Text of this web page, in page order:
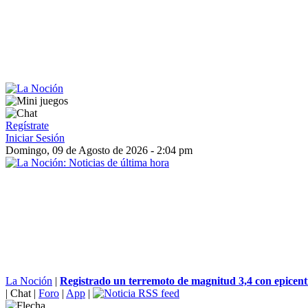
Regístrate
Iniciar Sesión
Domingo, 09 de Agosto de 2026 - 2:04 pm
La Noción | Registrado un terremoto de magnitud 3,4 con
| Chat | Foro | App |